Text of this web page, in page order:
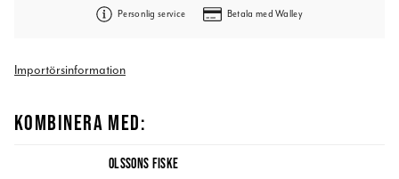
Personlig service Betala med Walley
Importörsinformation
KOMBINERA MED:
OLSSONS FISKE